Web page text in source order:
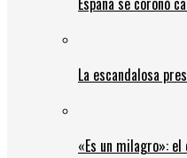
La escandalosa
«Es un milagro»: